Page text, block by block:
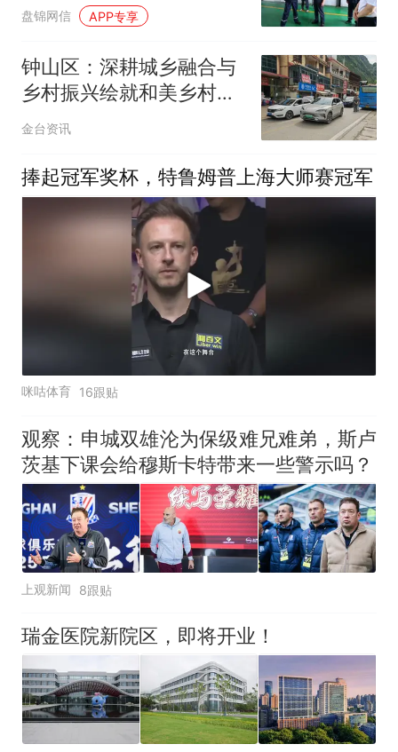
盘锦网信 APP专享
钟山区：深耕城乡融合与
乡村振兴绘就和美乡村新
图景
金台资讯
捧起冠军奖杯，特鲁姆普上海大师赛冠军
咪咕体育 16跟贴
观察：申城双雄沦为保级难兄难弟，斯卢
茨基下课会给穆斯卡特带来一些警示吗？
上观新闻 8跟贴
瑞金医院新院区，即将开业！